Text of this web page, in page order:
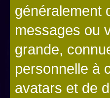
généralement
messages ou
grande,
personnelle à
avatars et de